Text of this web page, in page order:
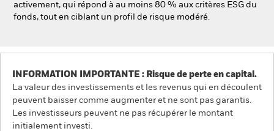
activement, qui répond à au moins 80 % aux critères ESG du
fonds, tout en ciblant un profil de risque modéré.
INFORMATION IMPORTANTE : Risque de perte en capital.
La valeur des investissements et les revenus qui en découlent
peuvent baisser comme augmenter et ne sont pas garantis.
Les investisseurs peuvent ne pas récupérer le montant
initialement investi.